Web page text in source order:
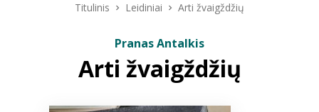
ELVIS atvyksta
Titulinis Leidiniai Arti žvaigždžių
Pranas Antalkis
Arti žvaigždžių